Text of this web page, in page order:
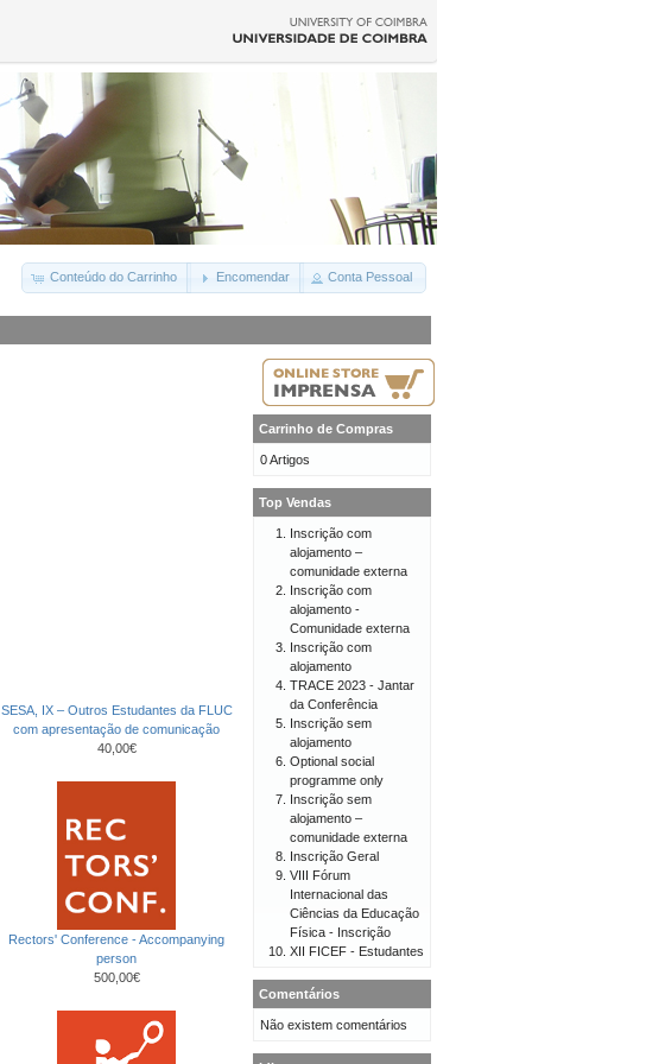
Conteúdo do Carrinho Encomendar Conta Pessoal
SESA, IX – Outros Estudantes da FLUC
com apresentação de comunicação
40,00€
Rectors' Conference - Accompanying
person
500,00€
Carrinho de Compras
0 Artigos
Top Vendas
Inscrição com
alojamento –
comunidade externa
Inscrição com
alojamento -
Comunidade externa
Inscrição com
alojamento
TRACE 2023 - Jantar
da Conferência
Inscrição sem
alojamento
Optional social
programme only
Inscrição sem
alojamento –
comunidade externa
Inscrição Geral
VIII Fórum
Internacional das
Ciências da Educação
Física - Inscrição
XII FICEF - Estudantes
Comentários
Não existem comentários